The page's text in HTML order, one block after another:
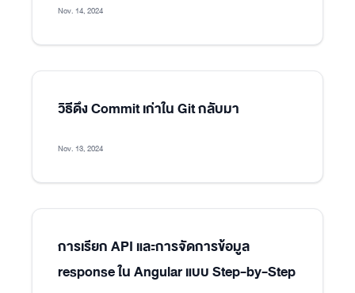
Nov. 14, 2024
วิธีดึง Commit เก่าใน Git กลับมา
Nov. 13, 2024
การเรียก API และการจัดการข้อมูล
response ใน Angular แบบ Step-by-Step